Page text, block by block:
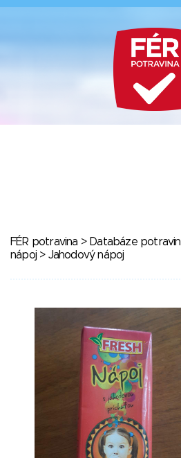
FÉR potravina > Databáze potravin
nápoj > Jahodový nápoj